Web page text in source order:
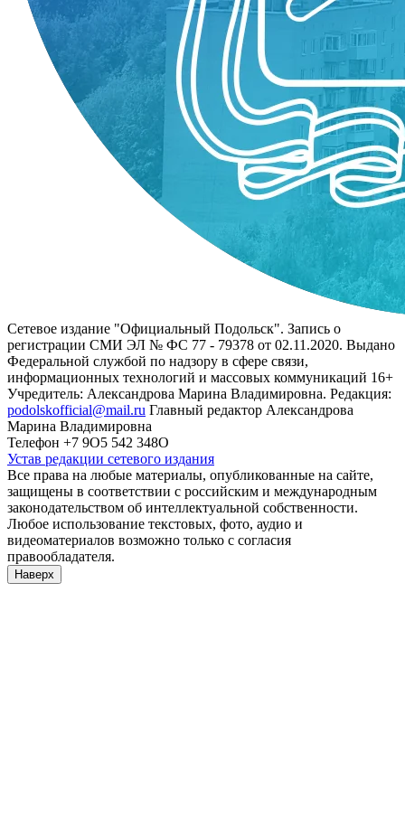
Сетевое издание "Официальный Подольск". Запись о
регистрации СМИ ЭЛ № ФС 77 - 79378 от 02.11.2020. Выдано
Федеральной службой по надзору в сфере связи,
информационных технологий и массовых коммуникаций 16+
Учредитель: Александрова Марина Владимировна. Редакция:
podolskofficial@mail.ru Главный редактор Александрова
Марина Владимировна
Телефон +7 9О5 542 348О
Устав редакции сетевого издания
Все права на любые материалы, опубликованные на сайте,
защищены в соответствии с российским и международным
законодательством об интеллектуальной собственности.
Любое использование текстовых, фото, аудио и
видеоматериалов возможно только с согласия
правообладателя.
Наверх